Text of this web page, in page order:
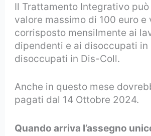
Il Trattamento Integrativo può
valore massimo di 100 euro e
corrisposto mensilmente ai
dipendenti e ai disoccupati in
disoccupati in Dis-Coll.
Anche in questo mese
pagati dal 14 Ottobre 2024.
Quando arriva l’assegno